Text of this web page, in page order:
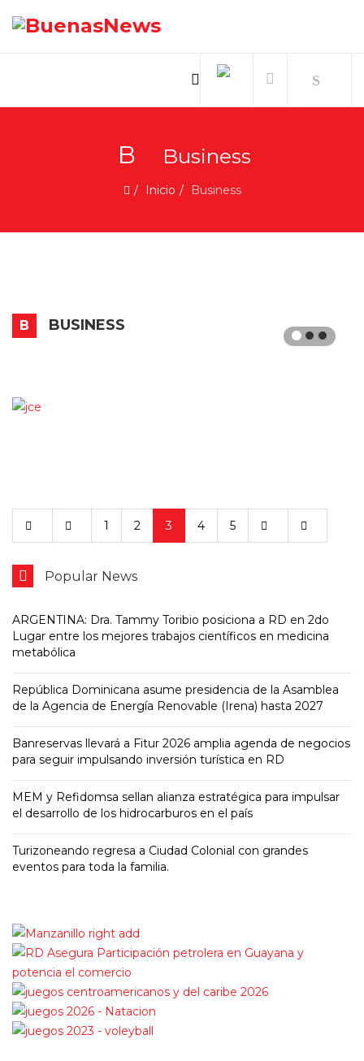
B Business
Inicio Business
B BUSINESS
1 2 3 4 5
Popular News
ARGENTINA: Dra. Tammy Toribio posiciona a RD en 2do
Lugar entre los mejores trabajos científicos en medicina
metabólica
República Dominicana asume presidencia de la Asamblea
de la Agencia de Energía Renovable (Irena) hasta 2027
Banreservas llevará a Fitur 2026 amplia agenda de negocios
para seguir impulsando inversión turística en RD
MEM y Refidomsa sellan alianza estratégica para impulsar
el desarrollo de los hidrocarburos en el país
Turizoneando regresa a Ciudad Colonial con grandes
eventos para toda la familia.